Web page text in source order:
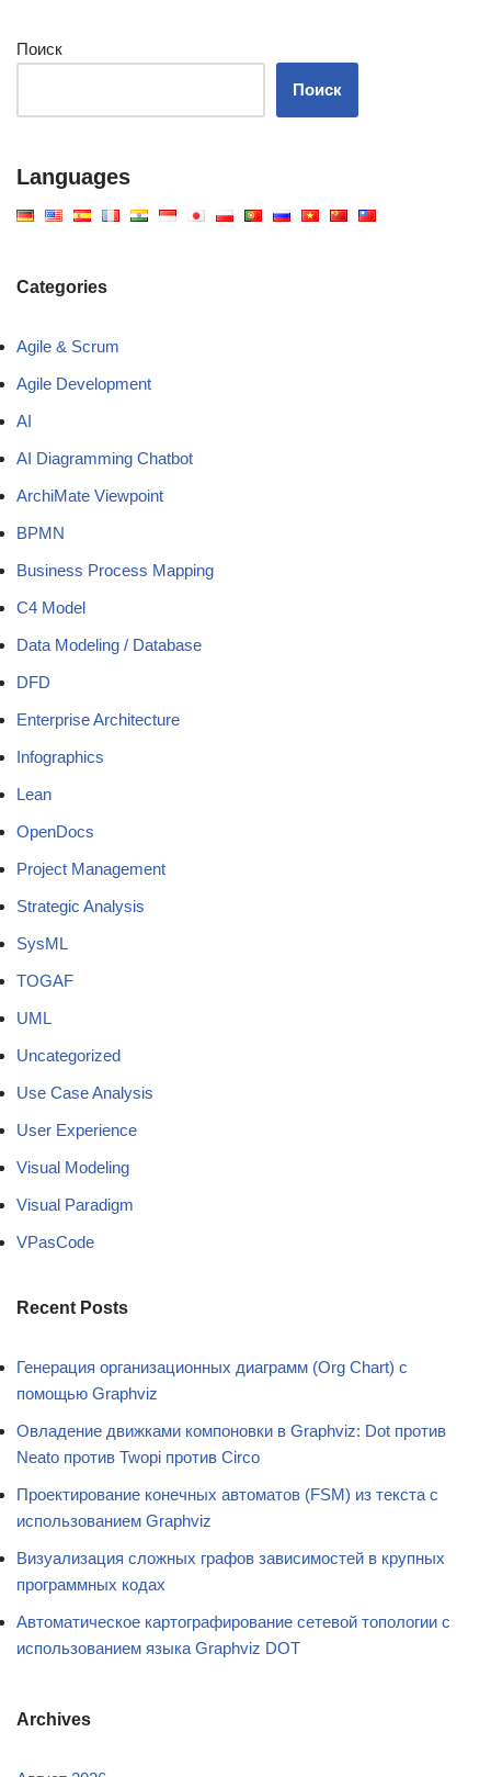
Поиск
Поиск
Languages
Categories
Agile & Scrum
Agile Development
AI
AI Diagramming Chatbot
ArchiMate Viewpoint
BPMN
Business Process Mapping
C4 Model
Data Modeling / Database
DFD
Enterprise Architecture
Infographics
Lean
OpenDocs
Project Management
Strategic Analysis
SysML
TOGAF
UML
Uncategorized
Use Case Analysis
User Experience
Visual Modeling
Visual Paradigm
VPasCode
Recent Posts
Генерация организационных диаграмм (Org Chart) с
помощью Graphviz
Овладение движками компоновки в Graphviz: Dot против
Neato против Twopi против Circo
Проектирование конечных автоматов (FSM) из текста с
использованием Graphviz
Визуализация сложных графов зависимостей в крупных
программных кодах
Автоматическое картографирование сетевой топологии с
использованием языка Graphviz DOT
Archives